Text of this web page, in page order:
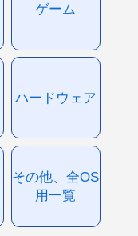
ゲーム
ハードウェア
その他、全OS
用一覧